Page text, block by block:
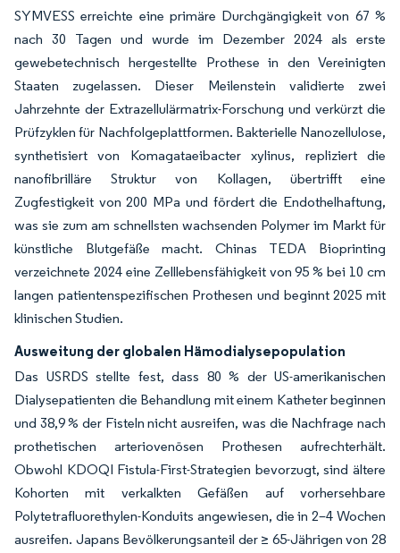
SYMVESS erreichte eine primäre Durchgängigkeit von 67 %
nach 30 Tagen und wurde im Dezember 2024 als erste
gewebetechnisch hergestellte Prothese in den Vereinigten
Staaten zugelassen. Dieser Meilenstein validierte zwei
Jahrzehnte der Extrazellulärmatrix-Forschung und verkürzt die
Prüfzyklen für Nachfolgeplattformen. Bakterielle Nanozellulose,
synthetisiert von Komagataeibacter xylinus, repliziert die
nanofibrilläre Struktur von Kollagen, übertrifft eine
Zugfestigkeit von 200 MPa und fördert die Endothelhaftung,
was sie zum am schnellsten wachsenden Polymer im Markt für
künstliche Blutgefäße macht. Chinas TEDA Bioprinting
verzeichnete 2024 eine Zelllebensfähigkeit von 95 % bei 10 cm
langen patientenspezifischen Prothesen und beginnt 2025 mit
klinischen Studien.
Ausweitung der globalen Hämodialysepopulation
Das USRDS stellte fest, dass 80 % der US-amerikanischen
Dialysepatienten die Behandlung mit einem Katheter beginnen
und 38,9 % der Fisteln nicht ausreifen, was die Nachfrage nach
prothetischen arteriovenösen Prothesen aufrechterhält.
Obwohl KDOQI Fistula-First-Strategien bevorzugt, sind ältere
Kohorten mit verkalkten Gefäßen auf vorhersehbare
Polytetrafluorethylen-Konduits angewiesen, die in 2–4 Wochen
ausreifen. Japans Bevölkerungsanteil der ≥ 65-Jährigen von 28